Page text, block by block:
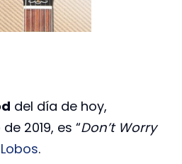
del día de hoy,
2019, es “Don’t Worry
.